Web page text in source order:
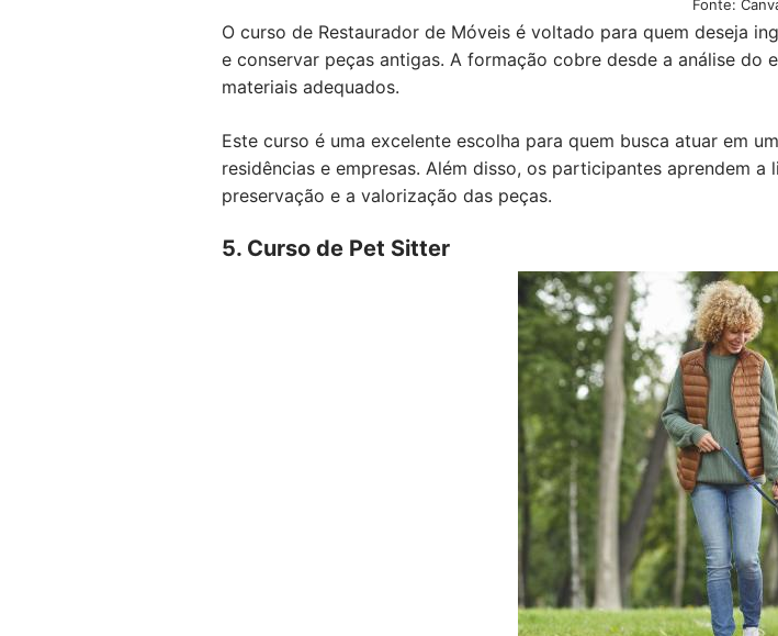
Fonte:
O curso de Restaurador de Móveis é voltado para quem deseja
e conservar peças antigas. A formação cobre desde a análise
materiais adequados.
Este curso é uma excelente escolha para quem busca atuar em
residências e empresas. Além disso, os participantes aprendem
preservação e a valorização das peças.
5. Curso de Pet Sitter